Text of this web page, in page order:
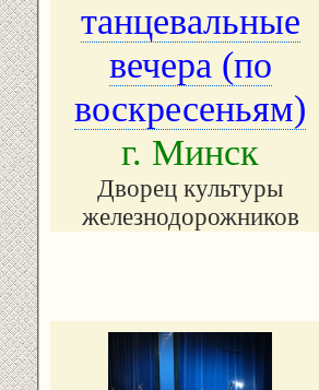
танцевальные
вечера (по
воскресеньям)
г. Минск
Дворец культуры
железнодорожников